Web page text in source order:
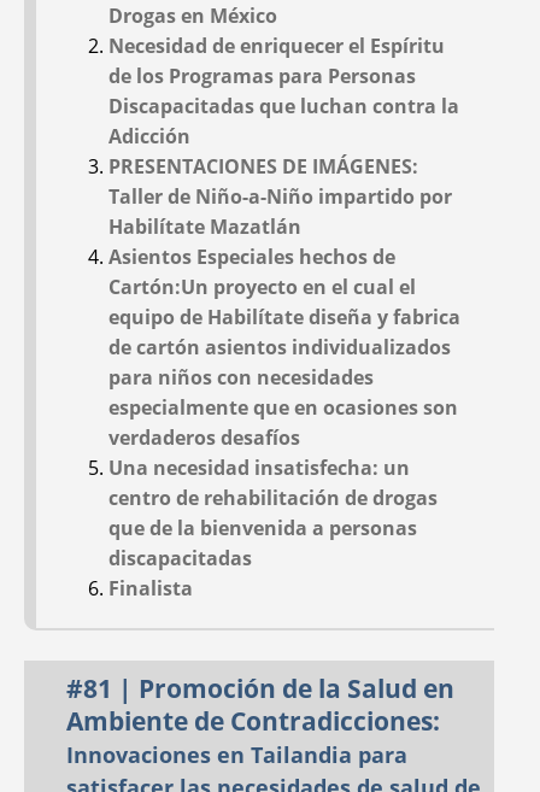
Supportive and
Community-
Oppressive CBR
Programs; Updates on
'Donde No Hay
Doctor'
Apr 1975
#10
ATENCIÓN
PRIMARIA DE
SALUD Y LA
TENTACIÓN DE
EXCELENCIA LA
HISTORIA DE
MARIA: The Curative
Mission-Creep of the
to an Educational
Mission; and the
Tragic Story of María
#09
MULAS, VINO,
VIOLENCIA Y VALOR
EN LAS BARRANCAS
MEXICANAS Y
'DONDE NO HAY
DOCTOR':
Jan 1973
#08 Dec 1971
#07
Drogas en México
Necesidad de enriquecer el Espíritu
de los Programas para Personas
Discapacitadas que luchan contra la
Adicción
PRESENTACIONES DE IMÁGENES:
Taller de Niño-a-Niño impartido por
Habilítate Mazatlán
Asientos Especiales hechos de
Cartón:Un proyecto en el cual el
equipo de Habilítate diseña y fabrica
de cartón asientos individualizados
para niños con necesidades
especialmente que en ocasiones son
verdaderos desafíos
Una necesidad insatisfecha: un
centro de rehabilitación de drogas
que de la bienvenida a personas
discapacitadas
Finalista
#81 | Promoción de la Salud en
Ambiente de Contradicciones:
Innovaciones en Tailandia para